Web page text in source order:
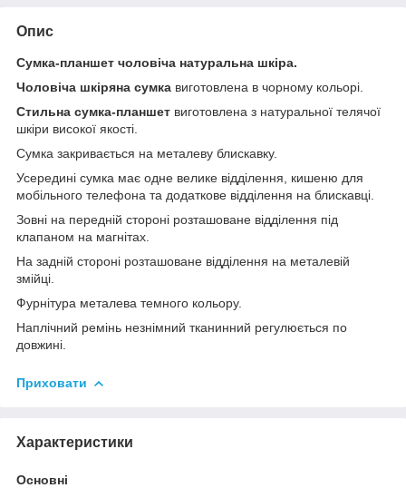
Опис
Сумка-планшет чоловіча натуральна шкіра.
Чоловіча шкіряна сумка виготовлена в чорному кольорі.
Стильна сумка-планшет виготовлена з натуральної телячої
шкіри високої якості.
Сумка закривається на металеву блискавку.
Усередині сумка має одне велике відділення, кишеню для
мобільного телефона та додаткове відділення на блискавці.
Зовні на передній стороні розташоване відділення під
клапаном на магнітах.
На задній стороні розташоване відділення на металевій
змійці.
Фурнітура металева темного кольору.
Наплічний ремінь незнімний тканинний регулюється по
довжині.
Приховати
Характеристики
Основні